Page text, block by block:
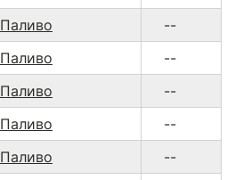
Паливо
--
Паливо
--
Паливо
--
Паливо
--
Паливо
--